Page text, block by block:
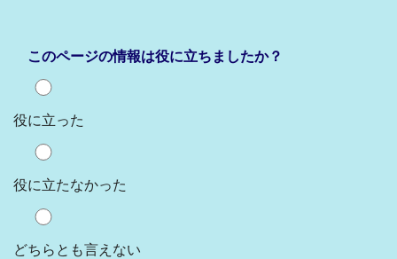
このページの情報は役に立ちましたか？
役に立った
役に立たなかった
どちらとも言えない